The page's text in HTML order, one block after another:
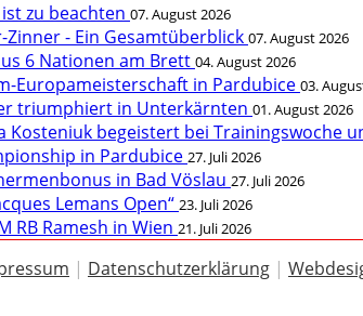
zu beachten 07. August 2026
- Ein Gesamtüberblick 07. August 2026
6 Nationen am Brett 04. August 2026
Europameisterschaft in Pardubice 03.
triumphiert in Unterkärnten 01. August 2026
Kosteniuk begeistert bei Trainingswoche
in Pardubice 27. Juli 2026
in Bad Vöslau 27. Juli 2026
Lemans Open“ 23. Juli 2026
RB Ramesh in Wien 21. Juli 2026
| Datenschutzerklärung |